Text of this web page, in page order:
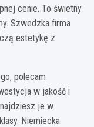
cenie. To świetny
Szwedzka firma
estetykę z
polecam
w jakość i
je w
Niemiecka